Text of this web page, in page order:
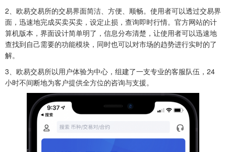
2、欧易交易所的交易界面简洁、方便、顺畅。使用者可以透过交易界
面，迅速地完成买卖买卖，设定止损，查询即时行情。官方网站的计
算机版本，界面设计简单明了，信息分布清楚，让使用者可以迅速地
查找到自己需要的功能模块，同时也可以对市场的趋势进行实时的了
解。
3、欧易交易所以用户体验为中心，组建了一支专业的客服队伍，24
小时不间断地为客户提供全方位的咨询与支援。